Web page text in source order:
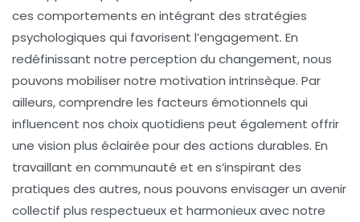
ces comportements en intégrant des stratégies
psychologiques qui favorisent l’engagement. En
redéfinissant notre perception du changement, nous
pouvons mobiliser notre motivation intrinsèque. Par
ailleurs, comprendre les facteurs émotionnels qui
influencent nos choix quotidiens peut également offrir
une vision plus éclairée pour des actions durables. En
travaillant en communauté et en s’inspirant des
pratiques des autres, nous pouvons envisager un avenir
collectif plus respectueux et harmonieux avec notre